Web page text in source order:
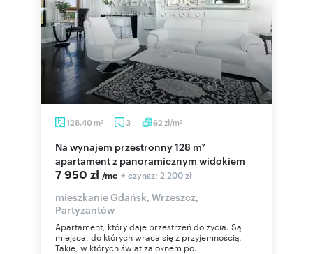
128,40 m2 3 62 zł/m2
Na wynajem przestronny 128 m²
apartament z panoramicznym widokiem
7 950 zł /mc + czynsz: 2 200 zł
mieszkanie Gdańsk, Wrzeszcz,
Partyzantów
Apartament, który daje przestrzeń do życia. Są
miejsca, do których wraca się z przyjemnością.
Takie, w których świat za oknem po...